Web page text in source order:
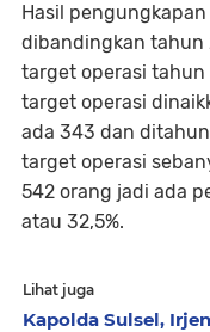
Hasil
dibandingkan tahun
target operasi
target operasi
ada 343 dan
target operasi
542 orang jadi ada
atau 32,5%.
Lihat juga
Kapolda Sulsel,